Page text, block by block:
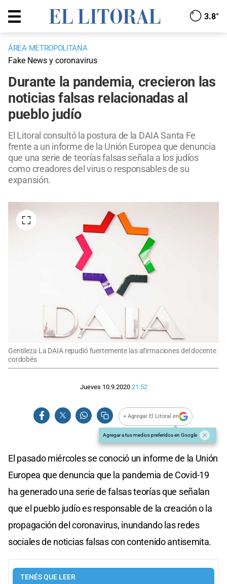
3.8°
ÁREA METROPOLITANA
Fake News y coronavirus
Durante la pandemia, crecieron las
noticias falsas relacionadas al
pueblo judío
El Litoral consultó la postura de la DAIA Santa Fe
frente a un informe de la Unión Europea que denuncia
que una serie de teorías falsas señala a los judíos
como creadores del virus o responsables de su
expansión.
Gentileza La DAIA repudió fuertemente las afirmaciones del docente
cordobés
Jueves 10.9.2020 21:52
+ Agregar El Litoral en
Agregar a tus medios preferidos en Google
El pasado miércoles se conoció un informe de la Unión
Europea que denuncia que la pandemia de Covid-19
ha generado una serie de falsas teorías que señalan
que el pueblo judío es responsable de la creación o la
propagación del coronavirus, inundando las redes
sociales de noticias falsas con contenido antisemita.
TENÉS QUE LEER